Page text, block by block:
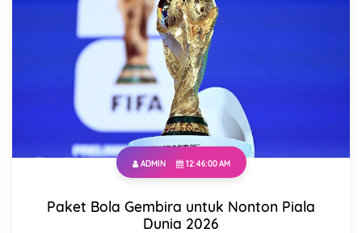
ADMIN 12:46:00 AM
Paket Bola Gembira untuk Nonton Piala
Dunia 2026
Comment